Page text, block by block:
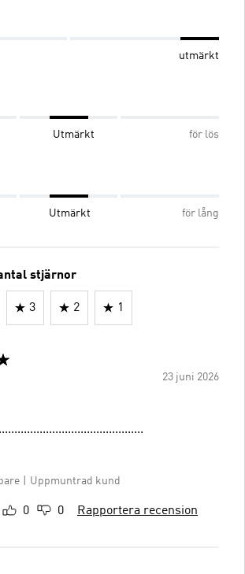
utmärkt
Utmärkt för lös
Utmärkt för lång
stjärnor
3 2 1
23 juni 2026
Uppmuntrad kund
0 0 Rapportera recension